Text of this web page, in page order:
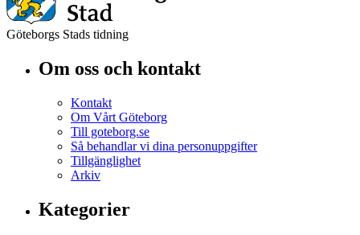
Göteborgs Stads tidning
Om oss och kontakt
Kontakt
Om Vårt Göteborg
Till goteborg.se
Så behandlar vi dina personuppgifter
Tillgänglighet
Arkiv
Kategorier